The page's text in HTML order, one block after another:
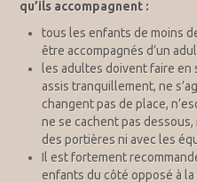
qu’ils accompagnent :
tous les enfants de moins
être accompagnés d’un
les adultes doivent faire
assis tranquillement, ne
changent pas de place,
ne se cachent pas
des portières ni avec les
Il est fortement
enfants du côté opposé à la